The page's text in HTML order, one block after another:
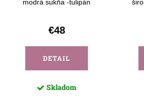
modrá sukňa -tulipán
€48
DETAIL
Skladom